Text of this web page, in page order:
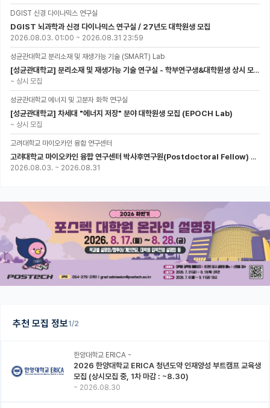
추천 모집 정보1/2
한양대학교 ERICA -
2026 한양대학교 ERICA 청년도약 인재양성 부트캠프 교육생
모집 (상시모집 중, 1차 마감 : ~8.30)
~ 2026.08.30
DGIST 신경 다이나믹스 연구실
DGIST 뇌과학과 신경 다이나믹스 연구실 / 27년도 대학원생 모집
2026.08.03. 01:00 ~ 2026.08.31 23:59
성균관대학교 분리소재 및 재생가능 기술 (SMART) Lab
[성균관대학교] 분리소재 및 재생가능 기술 연구실 - 학부연구생&대학원생 상시 모집 (미래에너지공학과)
~ 상시 모집
성균관대학교 에너지 및 고분자 화학 연구실
[성균관대학교] 차세대 "에너지 저장" 분야 대학원생 모집 (EPOCH Lab)
~ 상시 모집
고려대학교 마이오카인 융합 연구센터
고려대학교 마이오카인 융합 연구센터 박사후연구원(Postdoctoral Fellow) 모집
2026.08.03. ~ 2026.08.31